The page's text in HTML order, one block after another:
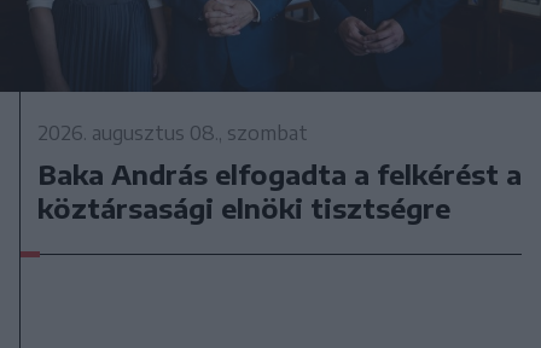
2026. augusztus 08., szombat
Baka András elfogadta a felkérést a
köztársasági elnöki tisztségre